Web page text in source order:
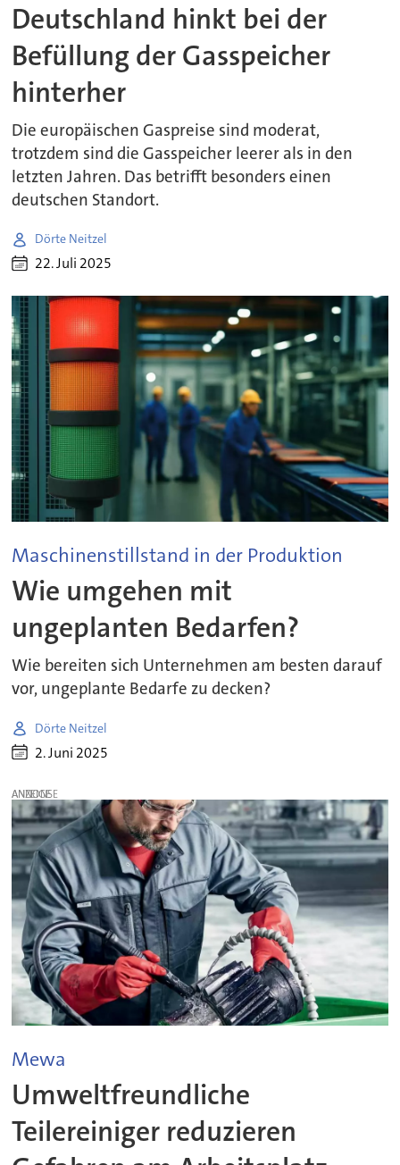
Deutschland hinkt bei der
Befüllung der Gasspeicher
hinterher
Die europäischen Gaspreise sind moderat,
trotzdem sind die Gasspeicher leerer als in den
letzten Jahren. Das betrifft besonders einen
deutschen Standort.
Dörte Neitzel
22. Juli 2025
Maschinenstillstand in der Produktion
Wie umgehen mit
ungeplanten Bedarfen?
Wie bereiten sich Unternehmen am besten darauf
vor, ungeplante Bedarfe zu decken?
Dörte Neitzel
2. Juni 2025
ANZEIGE
Mewa
Umweltfreundliche
Teilereiniger reduzieren